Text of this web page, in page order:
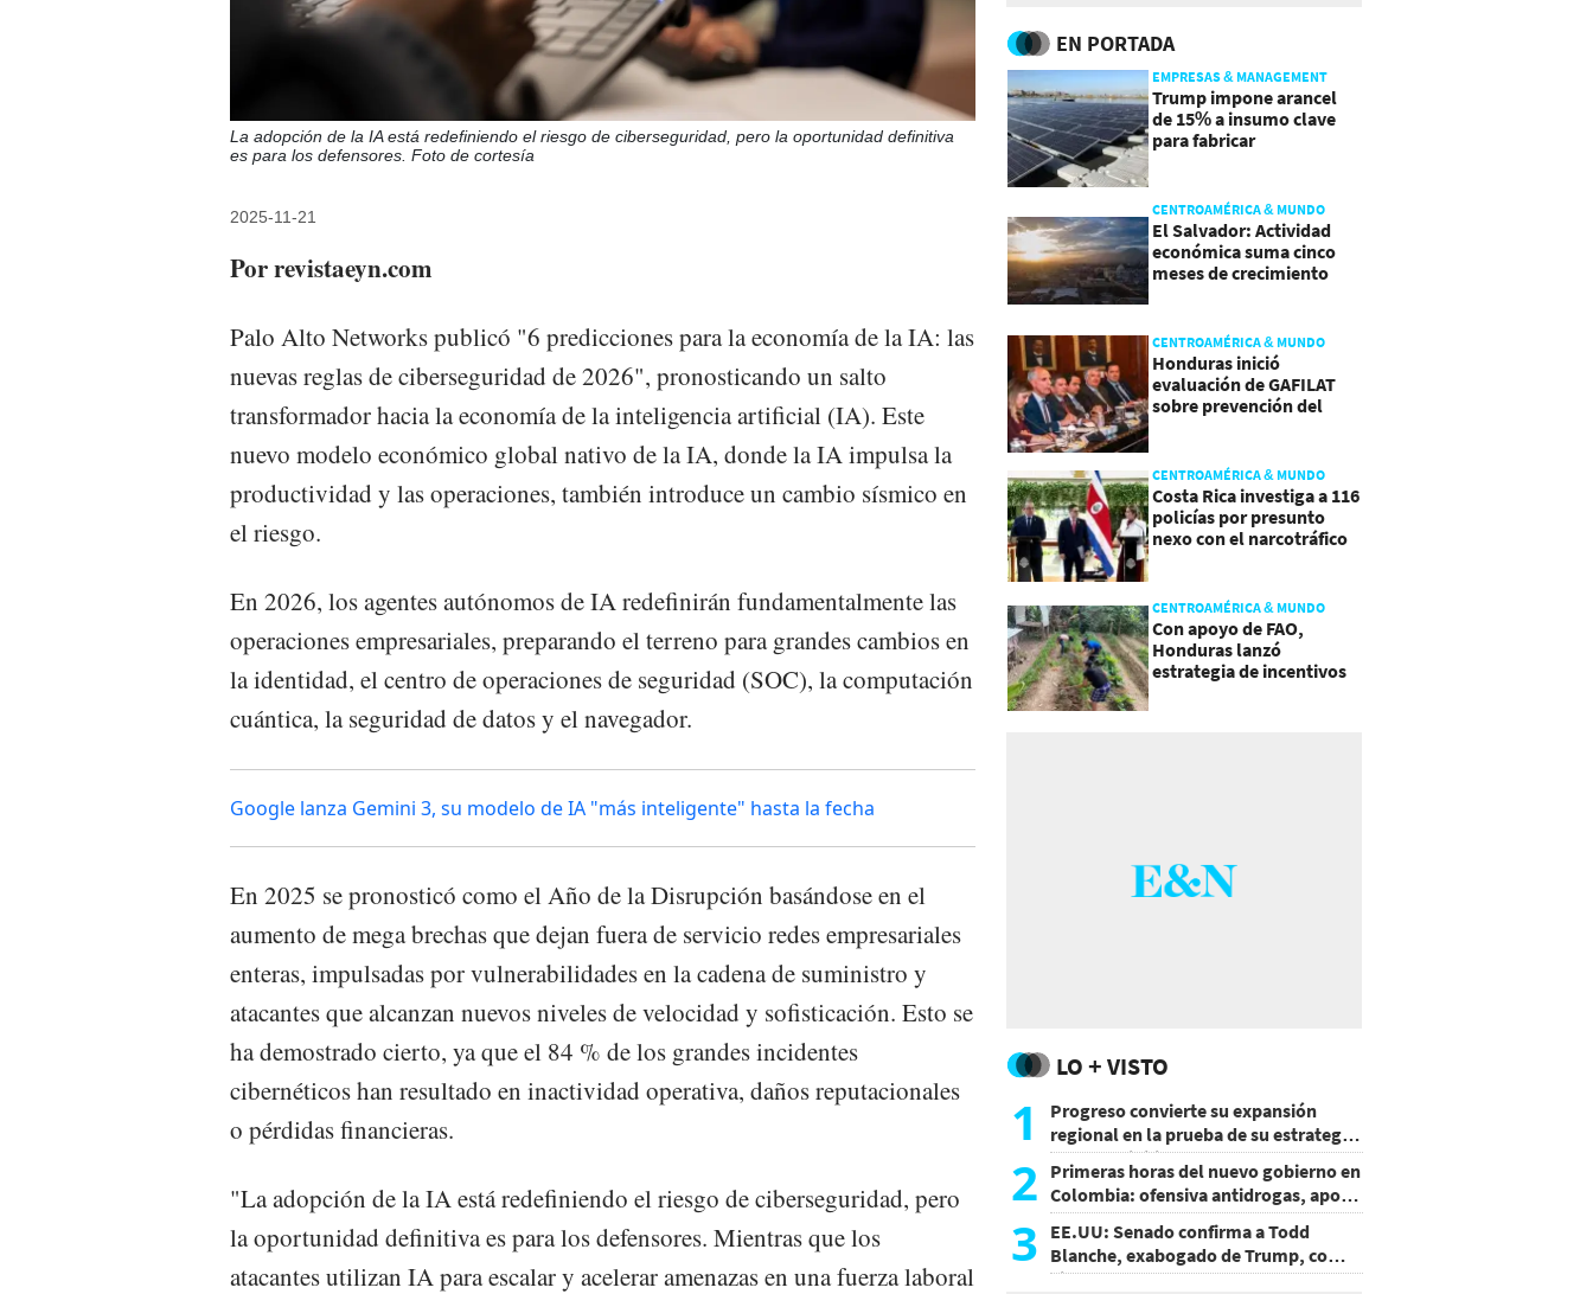
La adopción de la IA está redefiniendo el riesgo de ciberseguridad, pero la oportunidad definitiva
es para los defensores. Foto de cortesía
2025-11-21
Por revistaeyn.com
Palo Alto Networks publicó "6 predicciones para la economía de la IA: las
nuevas reglas de ciberseguridad de 2026", pronosticando un salto
transformador hacia la economía de la inteligencia artificial (IA). Este
nuevo modelo económico global nativo de la IA, donde la IA impulsa la
productividad y las operaciones, también introduce un cambio sísmico en
el riesgo.
En 2026, los agentes autónomos de IA redefinirán fundamentalmente las
operaciones empresariales, preparando el terreno para grandes cambios en
la identidad, el centro de operaciones de seguridad (SOC), la computación
cuántica, la seguridad de datos y el navegador.
Google lanza Gemini 3, su modelo de IA "más inteligente" hasta la fecha
En 2025 se pronosticó como el Año de la Disrupción basándose en el
aumento de mega brechas que dejan fuera de servicio redes empresariales
enteras, impulsadas por vulnerabilidades en la cadena de suministro y
atacantes que alcanzan nuevos niveles de velocidad y sofisticación. Esto se
ha demostrado cierto, ya que el 84 % de los grandes incidentes
cibernéticos han resultado en inactividad operativa, daños reputacionales
o pérdidas financieras.
"La adopción de la IA está redefiniendo el riesgo de ciberseguridad, pero
la oportunidad definitiva es para los defensores. Mientras que los
atacantes utilizan IA para escalar y acelerar amenazas en una fuerza laboral
EN PORTADA
EMPRESAS & MANAGEMENT
Trump impone arancel
de 15% a insumo clave
para fabricar
CENTROAMÉRICA & MUNDO
El Salvador: Actividad
económica suma cinco
meses de crecimiento
CENTROAMÉRICA & MUNDO
Honduras inició
evaluación de GAFILAT
sobre prevención del
CENTROAMÉRICA & MUNDO
Costa Rica investiga a 116
policías por presunto
nexo con el narcotráfico
CENTROAMÉRICA & MUNDO
Con apoyo de FAO,
Honduras lanzó
estrategia de incentivos
LO + VISTO
1
Progreso convierte su expansión
regional en la prueba de su estrategia
de sostenibilidad
2 Primeras horas del nuevo gobierno en
Colombia: ofensiva antidrogas, apoyo
de EE.UU. y un atentado
3 EE.UU: Senado confirma a Todd
Blanche, exabogado de Trump, como
Fiscal General